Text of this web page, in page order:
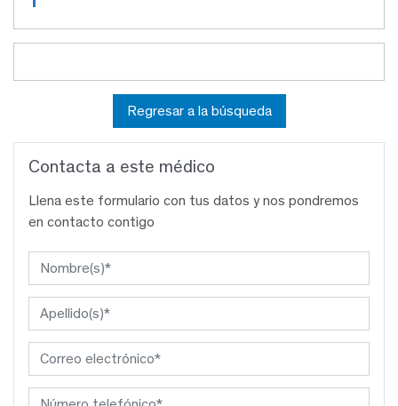
Regresar a la búsqueda
Contacta a este médico
Llena este formulario con tus datos y nos pondremos
en contacto contigo